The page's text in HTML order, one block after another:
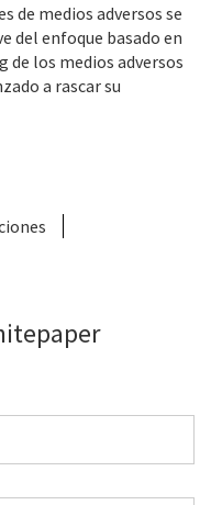
de medios adversos se
del enfoque basado en
de los medios adversos
a rascar su